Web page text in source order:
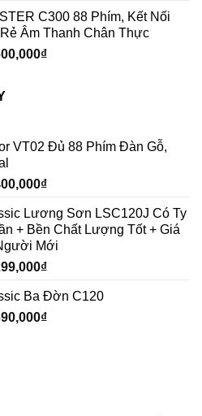
C300 88 Phím, Kết Nối
Âm Thanh Chân Thực
₫
VT02 Đủ 88 Phím Đàn Gỗ,
₫
Lương Sơn LSC120J Có Ty
+ Bền Chất Lượng Tốt + Giá
Mới
₫
Ba Đờn C120
₫